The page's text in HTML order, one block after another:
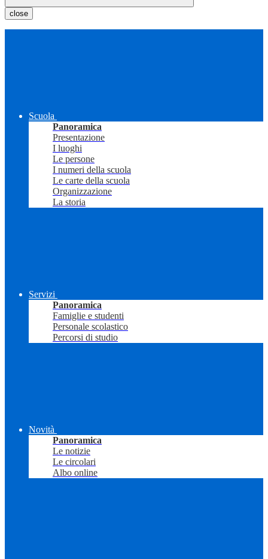
close
Scuola
Panoramica
Presentazione
I luoghi
Le persone
I numeri della scuola
Le carte della scuola
Organizzazione
La storia
Servizi
Panoramica
Famiglie e studenti
Personale scolastico
Percorsi di studio
Novità
Panoramica
Le notizie
Le circolari
Albo online